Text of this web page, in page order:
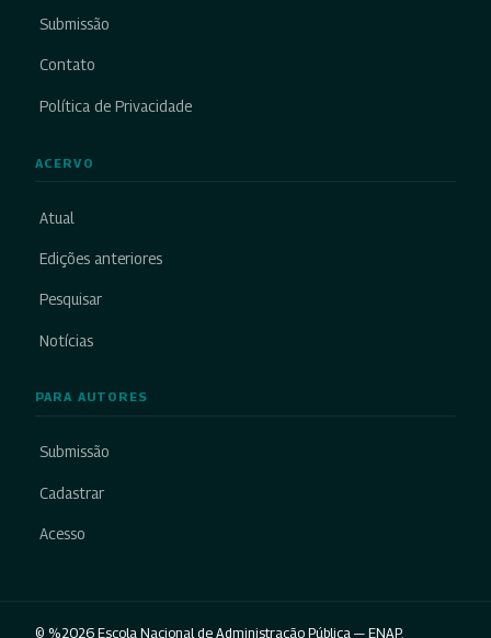
Submissão
Contato
Política de Privacidade
ACERVO
Atual
Edições anteriores
Pesquisar
Notícias
PARA AUTORES
Submissão
Cadastrar
Acesso
© %2026 Escola Nacional de Administração Pública — ENAP.